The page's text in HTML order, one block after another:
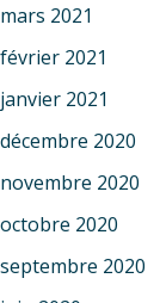
mars 2021
février 2021
janvier 2021
décembre 2020
novembre 2020
octobre 2020
septembre 2020